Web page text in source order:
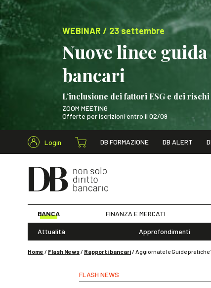
WEBINAR / 23 settembre
Nuove linee
bancari
L’inclusione dei fattori ESG e dei
ZOOM MEETING
Offerte per iscrizioni entro il 02/09
WEBINAR / 23
Login DB FORMAZIONE DB ALERT
Cerca
BANCA FINANZA E MERCATI
Attualità Approfondimenti
Home / Flash News/ Rapporti bancari/Aggiornate le Guide
FLASH NEWS